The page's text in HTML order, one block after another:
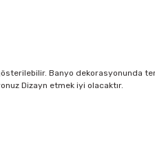
Banyo dekorasyonunda
Dizayn etmek iyi olacaktır.